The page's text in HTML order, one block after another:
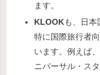
ます。
KLOOKも、日本
特に国際旅行者
います。例えば
ニバーサル・ス